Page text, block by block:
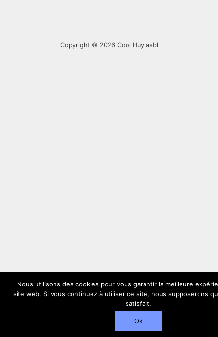
Copyright © 2026 Cool Huy asbl
Nous utilisons des cookies pour vous garantir la meilleure
site web. Si vous continuez à utiliser ce site, nous supposerons
satisfait.
Ok